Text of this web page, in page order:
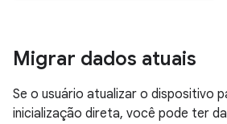
Migrar dados atuais
Se o usuário atualizar o dispositivo
inicialização direta, você pode ter